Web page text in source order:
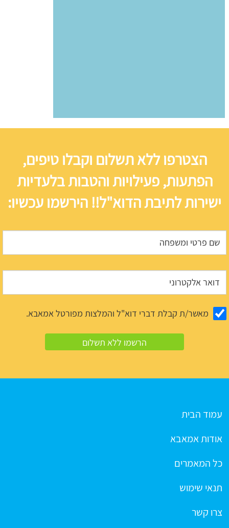
הצטרפו ללא תשלום וקבלו טיפים,
הפתעות, פעילויות והטבות בלעדיות
ישירות לתיבת הדוא"ל!! הירשמו עכשיו:
מאשר/ת קבלת דברי דוא"ל והמלצות מפורטל אמאבא.
עמוד הבית
אודות אמאבא
כל המאמרים
תנאי שימוש
צרו קשר